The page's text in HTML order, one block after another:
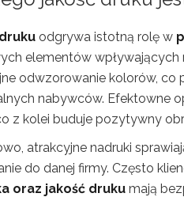
odgrywa istotną rolę w
elementów
odwzorowanie kolorów, co
nabywców. Efektowne
z kolei buduje pozytywny
atrakcyjne nadruki
do danej firmy. Często
oraz jakość druku mają